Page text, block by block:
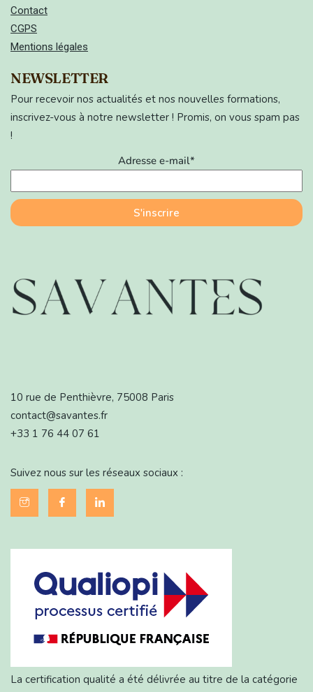
Contact
CGPS
Mentions légales
NEWSLETTER
Pour recevoir nos actualités et nos nouvelles formations,
inscrivez-vous à notre newsletter ! Promis, on vous spam pas
!
Adresse e-mail*
10 rue de Penthièvre, 75008 Paris
contact@savantes.fr
+33 1 76 44 07 61
Suivez nous sur les réseaux sociaux :
La certification qualité a été délivrée au titre de la catégorie